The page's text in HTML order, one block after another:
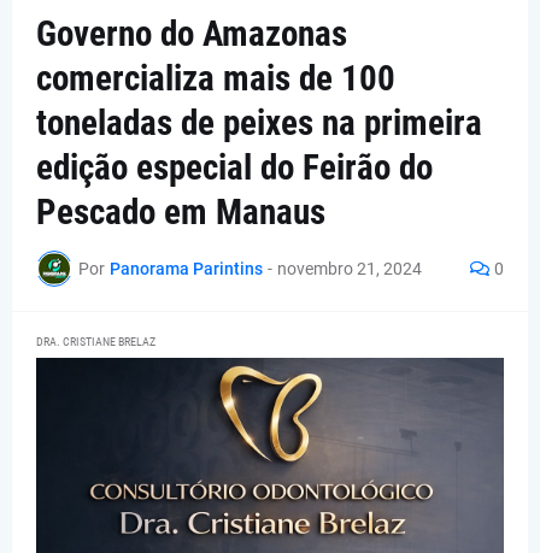
Governo do Amazonas
comercializa mais de 100
toneladas de peixes na primeira
edição especial do Feirão do
Pescado em Manaus
Por Panorama Parintins - novembro 21, 2024 0
DRA. CRISTIANE BRELAZ